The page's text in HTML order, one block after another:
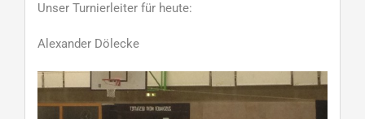
Unser Turnierleiter für heute:
Alexander Dölecke